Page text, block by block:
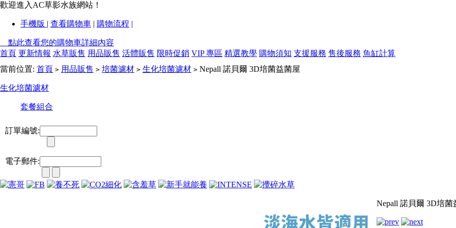
歡迎進入AC草影水族網站！
手機版 | 查看購物車 | 購物流程 |
點此查看您的購物車詳細內容
首頁 更新情報 水草販售 用品販售 活體販售 限時促銷 VIP 專區 精選教學 購物須知 支援服務 售後服務 魚缸計算
當前位置: 首頁 > 用品販售 > 培菌濾材 > 生化培菌濾材 > Nepall 諾貝爾 3D培菌益菌屋
生化培菌濾材
套餐組合
訂單編號:
電子郵件:
Nepall 諾貝爾 3D培菌